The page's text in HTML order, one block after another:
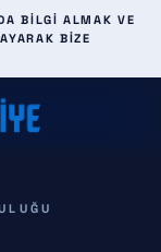
BILGI ALMAK VE
BIZE